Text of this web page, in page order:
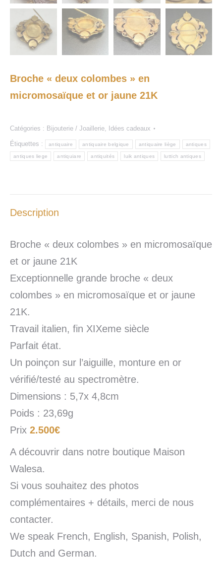
Broche « deux colombes » en
micromosaïque et or jaune 21K
Catégories : Bijouterie / Joaillerie, Idées cadeaux
Étiquettes : antiquaire antiquaire belgique antiquaire liège antiques
antiques liege antiquiare antiquités luik antiques luttich antiques
Description
Broche « deux colombes » en micromosaïque
et or jaune 21K
Exceptionnelle grande broche « deux
colombes » en micromosaïque et or jaune
21K.
Travail italien, fin XIXeme siècle
Parfait état.
Un poinçon sur l’aiguille, monture en or
vérifié/testé au spectromètre.
Dimensions : 5,7x 4,8cm
Poids : 23,69g
Prix 2.500€
A découvrir dans notre boutique Maison
Walesa.
Si vous souhaitez des photos
complémentaires + détails, merci de nous
contacter.
We speak French, English, Spanish, Polish,
Dutch and German.